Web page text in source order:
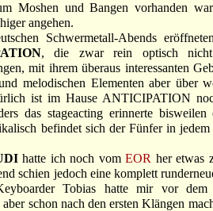
Moshen und Bangen vorhanden
angehen.
Schwermetall-Abends
, die zwar rein optisch
mit ihrem überaus interessanten
melodischen Elementen aber über
ist im Hause ANTICIPATION
das stageacting erinnerte bisweilen
befindet sich der Fünfer in
hatte ich noch vomEOR her etwas
schien jedoch eine komplett
Tobias hatte mir vor dem
schon nach den ersten Klängen